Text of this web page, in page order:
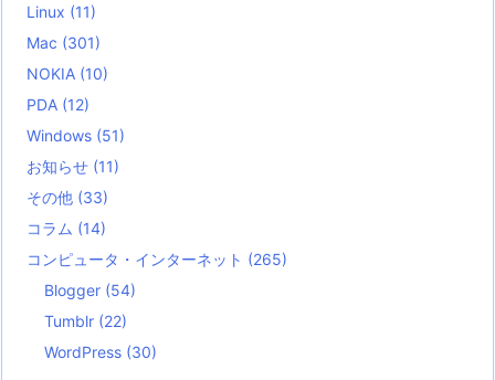
Linux (11)
Mac (301)
NOKIA (10)
PDA (12)
Windows (51)
お知らせ (11)
その他 (33)
コラム (14)
コンピュータ・インターネット (265)
Blogger (54)
Tumblr (22)
WordPress (30)